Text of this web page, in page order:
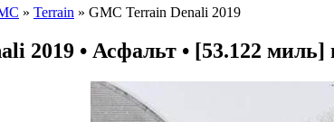
» Terrain » GMC Terrain Denali 2019
2019 • Асфальт • [53.122